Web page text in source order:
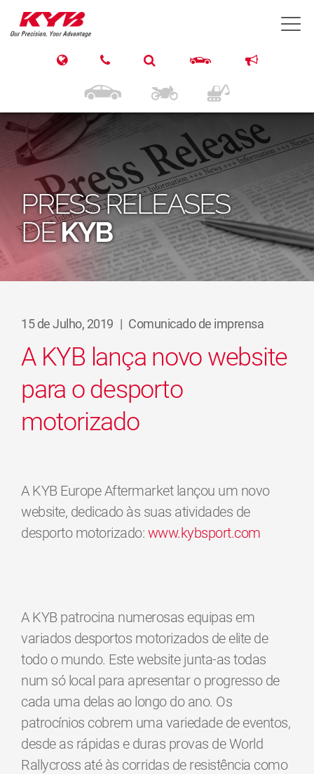
PRESS RELEASES
DEKYB
15 de Julho, 2019 | Comunicado de imprensa
A KYB lança novo website
para o desporto
motorizado
A KYB Europe Aftermarket lançou um novo
website, dedicado às suas atividades de
desporto motorizado: www.kybsport.com
A KYB patrocina numerosas equipas em
variados desportos motorizados de elite de
todo o mundo. Este website junta-as todas
num só local para apresentar o progresso de
cada uma delas ao longo do ano. Os
patrocínios cobrem uma variedade de eventos,
desde as rápidas e duras provas de World
Rallycross até às corridas de resistência como